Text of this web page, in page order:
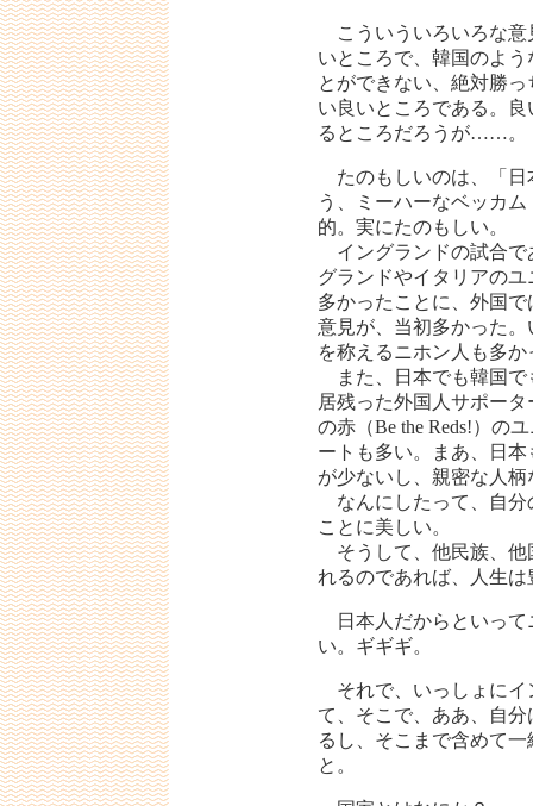
こういういろいろな意
いところで、韓国のよ
とができない、絶対勝
い良いところである。
るところだろうが……。
たのもしいのは、「日
う、ミーハーなベッカ
的。実にたのもしい。
イングランドの試合で
グランドやイタリアの
多かったことに、外国
意見が、当初多かった
を称えるニホン人も多か
また、日本でも韓国で
居残った外国人サポー
の赤（Be the Reds!）の
ートも多い。まあ、日
が少ないし、親密な人
なんにしたって、自分
ことに美しい。
そうして、他民族、他
れるのであれば、人生
日本人だからといって
い。ギギギ。
それで、いっしょにイ
て、そこで、ああ、自
るし、そこまで含めて
と。